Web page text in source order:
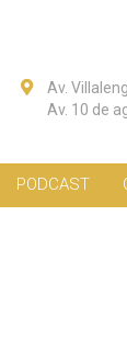
Av.
Av. 10 de
PODCAST